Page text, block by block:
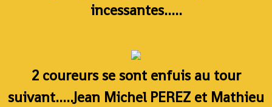
incessantes.....
2 coureurs se sont enfuis au tour
suivant.....Jean Michel PEREZ et Mathieu